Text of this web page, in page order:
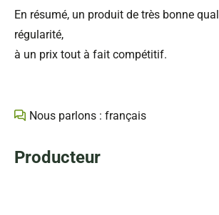
En résumé, un produit de très bonne
régularité,
à un prix tout à fait compétitif.
Nous parlons : français
Producteur